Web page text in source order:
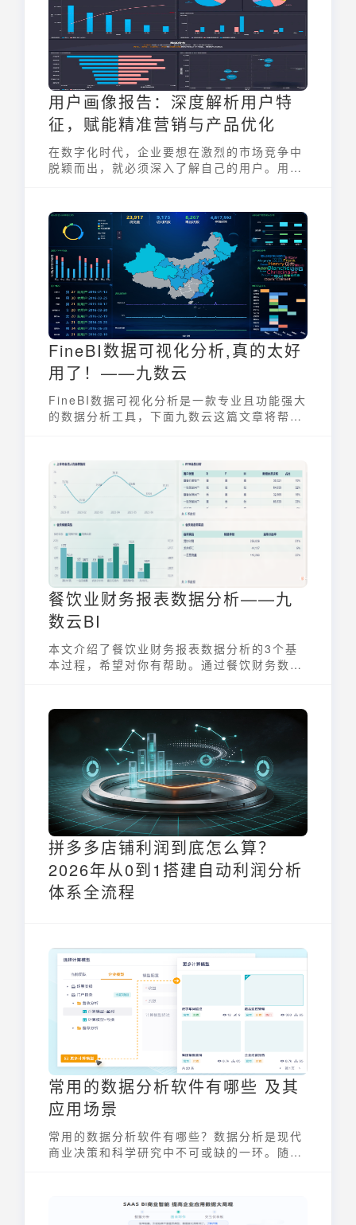
用户画像报告：深度解析用户特
征，赋能精准营销与产品优化
在数字化时代，企业要想在激烈的市场竞争中
脱颖而出，就必须深入了解自己的用户。用户
的收集、分析和建模，用户画像报告能够帮助
企业清晰地勾勒出目标用户群体的特征、需求
和行为，从而为企业的战略决策提供有力支
持。
FineBI数据可视化分析,真的太好
用了！——九数云
FineBI数据可视化分析是一款专业且功能强大
的数据分析工具，下面九数云这篇文章将帮助
餐饮业财务报表数据分析——九
数云BI
本文介绍了餐饮业财务报表数据分析的3个基
本过程，希望对你有帮助。通过餐饮财务数据
决问题，开源节流获得纯利润。
拼多多店铺利润到底怎么算？
2026年从0到1搭建自动利润分析
体系全流程
常用的数据分析软件有哪些 及其
应用场景
常用的数据分析软件有哪些？数据分析是现代
商业决策和科学研究中不可或缺的一环。随着
大相径庭。选择一款适合自身需求的分析工
具，能极大地提升工作效率和数据洞察力。